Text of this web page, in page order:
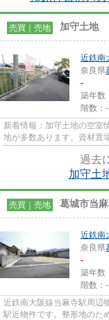
売買｜売地 加守土地
近鉄南
奈良県
-
築年数
階数：-
新着情報：加守土地の空室
地が多数あります。資材置
過去
加守土
売買｜売地 葛城市当
近鉄南
奈良県
-
築年数
階数：-
近鉄南大阪線当麻寺駅周辺
駅近物件です。整形地のた